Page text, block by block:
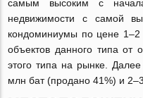
самым высоким с
недвижимости с самой
кондоминиумы по цене
объектов данного типа от
этого типа на рынке.
млн бат (продано 41%) и